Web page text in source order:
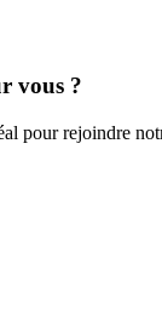
vous ?
pour rejoindre